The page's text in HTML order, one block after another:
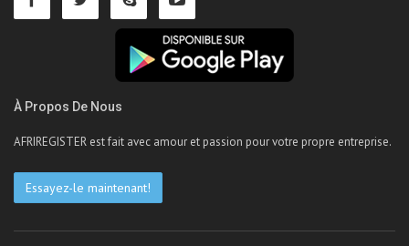
À Propos De Nous
AFRIREGISTER est fait avec amour et passion pour votre propre entreprise.
Essayez-le maintenant!